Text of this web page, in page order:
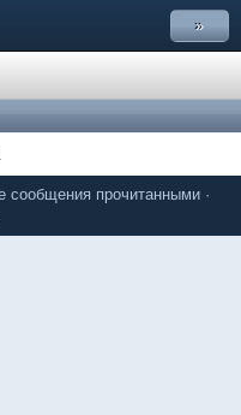
»
сообщения прочитанными ·